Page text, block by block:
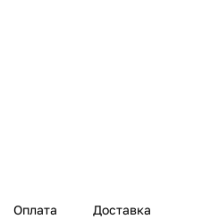
Оплата Доставка